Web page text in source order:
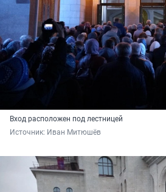
Вход расположен под лестницей
Источник: Иван Митюшёв